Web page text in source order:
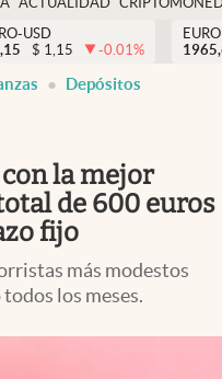
Colombia
USD
$ 1,15 -0.01%
Depósitos
la mejor
de 600 euros
fijo
más modestos
los meses.